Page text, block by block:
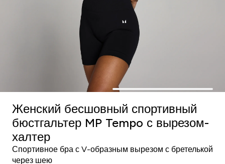
Женский бесшовный спортивный
бюстгальтер MP Tempo с вырезом-
халтер
Спортивное бра с V-образным вырезом с бретелькой
через шею